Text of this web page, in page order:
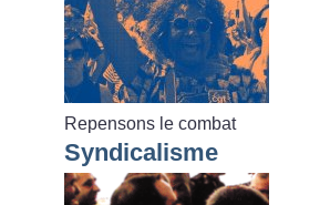
Repensons le combat
Syndicalisme